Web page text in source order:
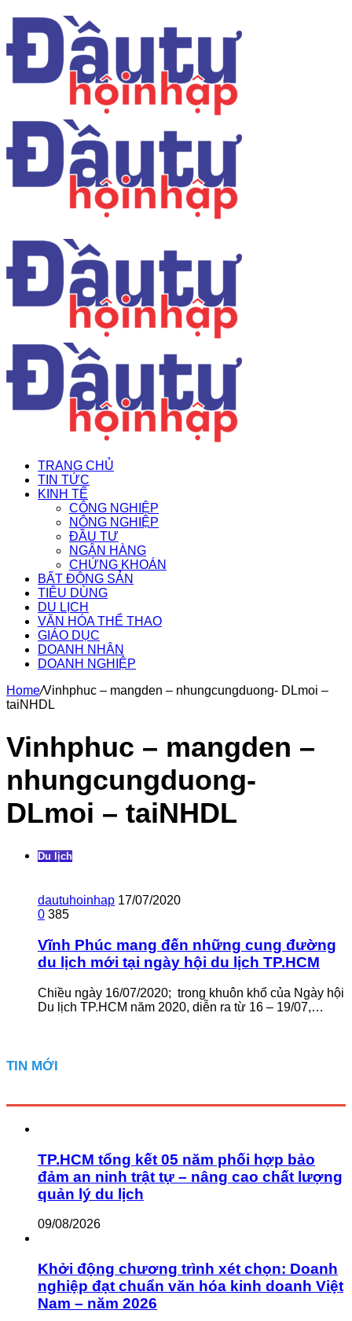
TRANG CHỦ
TIN TỨC
KINH TẾ
CÔNG NGHIỆP
NÔNG NGHIỆP
ĐẦU TƯ
NGÂN HÀNG
CHỨNG KHOÁN
BẤT ĐỘNG SẢN
TIÊU DÙNG
DU LỊCH
VĂN HÓA THỂ THAO
GIÁO DỤC
DOANH NHÂN
DOANH NGHIỆP
Home/Vinhphuc – mangden – nhungcungduong- DLmoi –
taiNHDL
Vinhphuc – mangden –
nhungcungduong-
DLmoi – taiNHDL
Du lịch
dautuhoinhap 17/07/2020
0 385
Vĩnh Phúc mang đến những cung đường
du lịch mới tại ngày hội du lịch TP.HCM
Chiều ngày 16/07/2020; trong khuôn khổ của Ngày hội
Du lịch TP.HCM năm 2020, diễn ra từ 16 – 19/07,…
TIN MỚI
TP.HCM tổng kết 05 năm phối hợp bảo
đảm an ninh trật tự – nâng cao chất lượng
quản lý du lịch
09/08/2026
Khởi động chương trình xét chọn: Doanh
nghiệp đạt chuẩn văn hóa kinh doanh Việt
Nam – năm 2026